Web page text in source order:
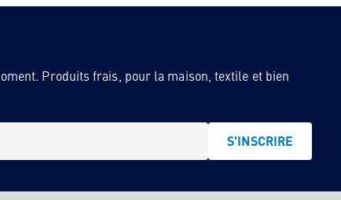
Produits frais, pour la maison, textile et bien
S'INSCRIRE